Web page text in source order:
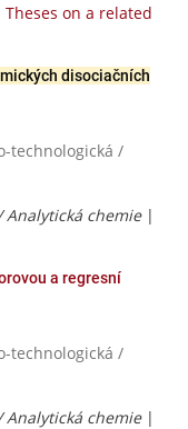
Theses on a related
disociačních
technologická /
Analytická chemie|
a regresní
technologická /
Analytická chemie|